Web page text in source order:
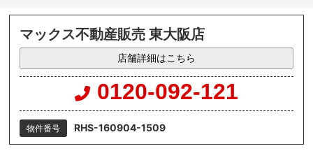
マックス不動産販売 東大阪店
店舗詳細はこちら
0120-092-121
物件番号 RHS-160904-1509